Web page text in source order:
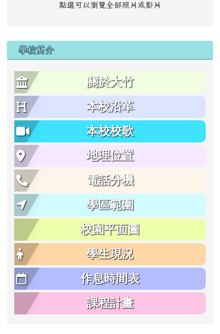
點選可以瀏覽全部照片或影片
學校簡介
關於大竹
本校沿革
本校校歌
地理位置
電話分機
學區範圍
校園平面圖
學生現況
作息時間表
課程計畫